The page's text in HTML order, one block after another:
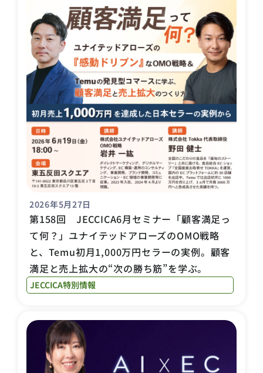
2026年5月27日
第158回 JECCICA6月セミナー「顧客満足っ
て何？」ユナイテッドアローズのOMO戦略
と、Temu初月1,000万円セラーの実例。顧客
満足と売上拡大の“次の勝ち筋”を学ぶ。
JECCICA特別情報